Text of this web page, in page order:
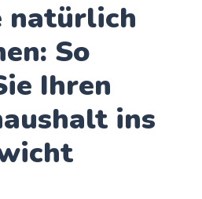
natürlich
So
Ihren
ins